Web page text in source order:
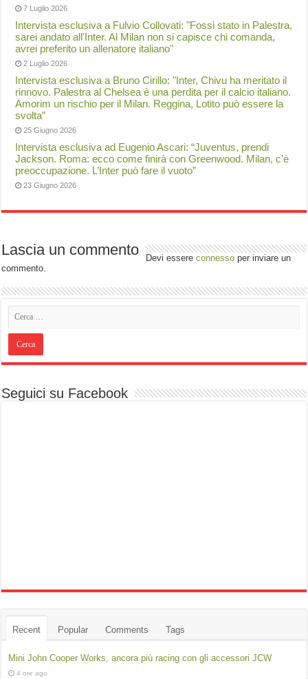
7 Luglio 2026
Intervista esclusiva a Fulvio Collovati: "Fossi stato in Palestra,
sarei andato all'Inter. Al Milan non si capisce chi comanda,
avrei preferito un allenatore italiano"
2 Luglio 2026
Intervista esclusiva a Bruno Cirillo: "Inter, Chivu ha meritato il
rinnovo. Palestra al Chelsea è una perdita per il calcio italiano.
Amorim un rischio per il Milan. Reggina, Lotito può essere la
svolta”
25 Giugno 2026
Intervista esclusiva ad Eugenio Ascari: “Juventus, prendi
Jackson. Roma: ecco come finirà con Greenwood. Milan, c’è
preoccupazione. L’Inter può fare il vuoto”
23 Giugno 2026
Lascia un commento Devi essereconnesso per inviare un
commento.
Seguici su Facebook
Recent Popular Comments Tags
Mini John Cooper Works, ancora più racing con gli accessori JCW
4 ore ago